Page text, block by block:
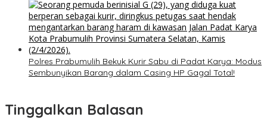
Polres Prabumulih Bekuk Kurir Sabu di Padat Karya: Modus
Sembunyikan Barang dalam Casing HP Gagal Total!
Tinggalkan Balasan